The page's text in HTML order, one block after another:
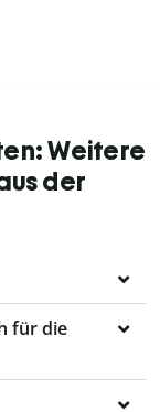
Weitere
der
für die